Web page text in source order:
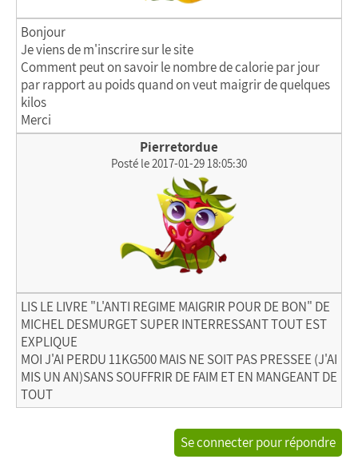
Bonjour
Je viens de m'inscrire sur le site
Comment peut on savoir le nombre de calorie par jour
par rapport au poids quand on veut maigrir de quelques
kilos
Merci
Pierretordue
Posté le 2017-01-29 18:05:30
LIS LE LIVRE "L'ANTI REGIME MAIGRIR POUR DE BON" DE
MICHEL DESMURGET SUPER INTERRESSANT TOUT EST
EXPLIQUE
MOI J'AI PERDU 11KG500 MAIS NE SOIT PAS PRESSEE (J'AI
MIS UN AN)SANS SOUFFRIR DE FAIM ET EN MANGEANT DE
TOUT
Se connecter pour répondre